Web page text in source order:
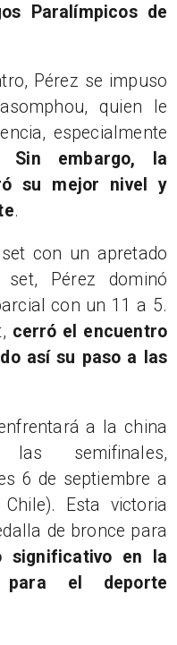
Paralímpicos de
Pérez se impuso
quien le
especialmente
Sin embargo, la
su mejor nivel y
.
con un apretado
Pérez dominó
con un 11 a 5.
cerró el encuentro
así su paso a las
a la china
semifinales,
6 de septiembre a
Esta victoria
de bronce para
significativo en la
el deporte